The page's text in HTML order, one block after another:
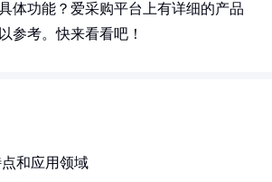
体功能？爱采购平台上有详细的产品
参考。快来看看吧！
和应用领域